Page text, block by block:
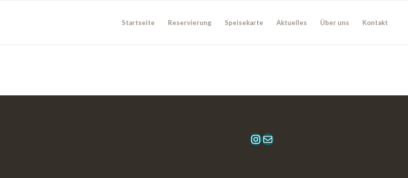
Startseite Reservierung Speisekarte Aktuelles Über uns Kontakt
Instagram
E-Mail